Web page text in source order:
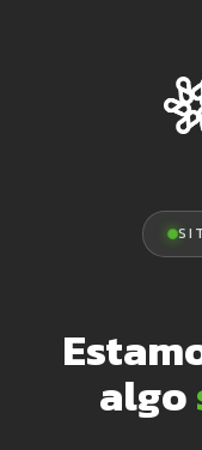
algo